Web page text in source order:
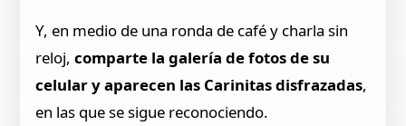
Y, en medio de una ronda de café y charla sin
reloj,comparte la galería de fotos de su
celular y aparecen las Carinitas disfrazadas,
en las que se sigue reconociendo.